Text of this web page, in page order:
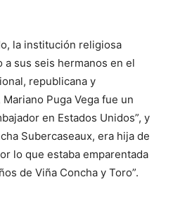
la institución religiosa
sus seis hermanos en el
republicana y
Puga Vega fue un
en Estados Unidos”, y
Subercaseaux, era hija de
lo que estaba emparentada
de Viña Concha y Toro”.